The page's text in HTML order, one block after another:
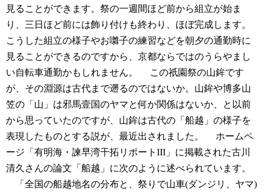
見ることができます。祭の一週間ほど前から組立が始ま
り、三日ほど前には飾り付けも終わり、ほぼ完成します。
こうした組立の様子やお囃子の練習などを朝夕の通勤時に
見ることができるのですから、京都ならではのうらやまし
い自転車通勤かもしれません。
この祇園祭の山鉾です
が、その淵源は古代まで遡るのではないか。山鉾や博多山
笠の「山」は邪馬壹国のヤマと何か関係はないか、と以前
から思っていたのですが、山鉾は古代の「船越」の様子を
表現したものとする説が、最近出されました。
ホームペ
ージ「有明海・諫早湾干拓リポートIII」に掲載された古川
清久さんの論文「船越」に次のように述べられています。
「全国の船越地名の分布と、祭りで山車(ダンジリ、ヤマ)